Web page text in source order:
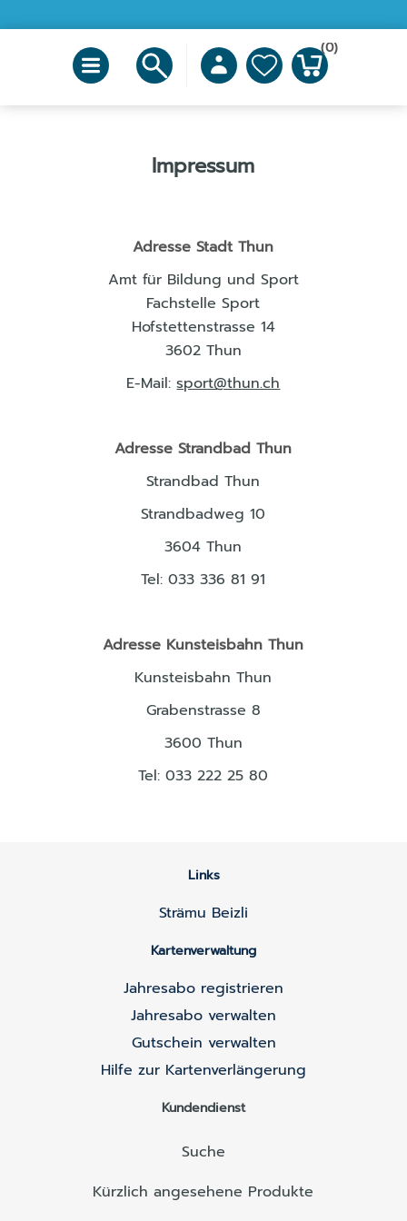
(0)
Impressum
Adresse Stadt Thun
Amt für Bildung und Sport
Fachstelle Sport
Hofstettenstrasse 14
3602 Thun
E-Mail:sport@thun.ch
Adresse Strandbad Thun
Strandbad Thun
Strandbadweg 10
3604 Thun
Tel: 033 336 81 91
Adresse Kunsteisbahn Thun
Kunsteisbahn Thun
Grabenstrasse 8
3600 Thun
Tel: 033 222 25 80
Links
Strämu Beizli
Kartenverwaltung
Jahresabo registrieren
Jahresabo verwalten
Gutschein verwalten
Hilfe zur Kartenverlängerung
Kundendienst
Suche
Kürzlich angesehene Produkte